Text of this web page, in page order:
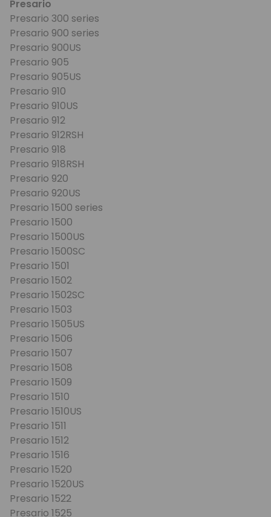
Presario
Presario 300 series
Presario 900 series
Presario 900US
Presario 905
Presario 905US
Presario 910
Presario 910US
Presario 912
Presario 912RSH
Presario 918
Presario 918RSH
Presario 920
Presario 920US
Presario 1500 series
Presario 1500
Presario 1500US
Presario 1500SC
Presario 1501
Presario 1502
Presario 1502SC
Presario 1503
Presario 1505US
Presario 1506
Presario 1507
Presario 1508
Presario 1509
Presario 1510
Presario 1510US
Presario 1511
Presario 1512
Presario 1516
Presario 1520
Presario 1520US
Presario 1522
Presario 1525